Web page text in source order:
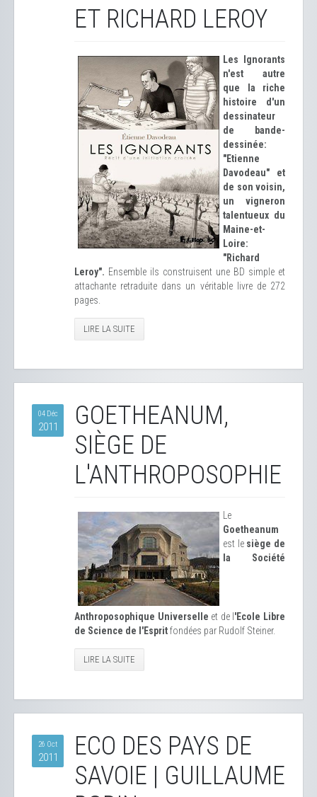
ET RICHARD LEROY
Les Ignorants
n'est autre
que la riche
histoire d'un
dessinateur
de bande-
dessinée:
"Etienne
Davodeau" et
de son voisin,
un vigneron
talentueux du
Maine-et-
Loire:
"Richard
Leroy". Ensemble ils construisent une BD simple et
attachante retraduite dans un véritable livre de 272
pages.
LIRE LA SUITE
04 Déc
2011
GOETHEANUM,
SIÈGE DE
L'ANTHROPOSOPHIE
Le
Goetheanum
est le siège de
la Société
Anthroposophique Universelle et de l 'Ecole Libre
de Science de l'Espritfondées par Rudolf Steiner.
LIRE LA SUITE
26 Oct
2011
ECO DES PAYS DE
SAVOIE | GUILLAUME